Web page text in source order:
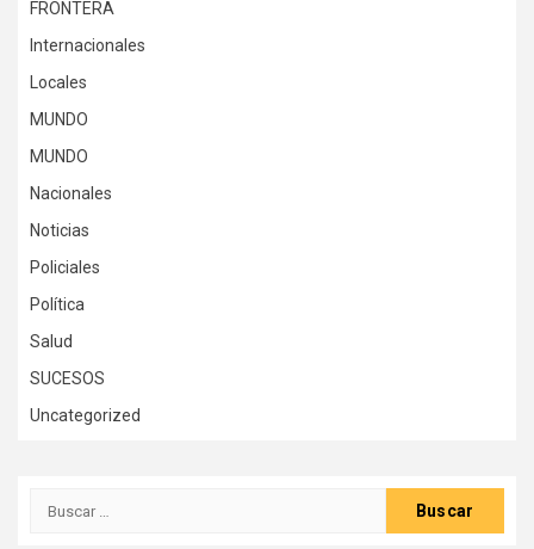
FRONTERA
Internacionales
Locales
MUNDO
MUNDO
Nacionales
Noticias
Policiales
Política
Salud
SUCESOS
Uncategorized
Buscar: